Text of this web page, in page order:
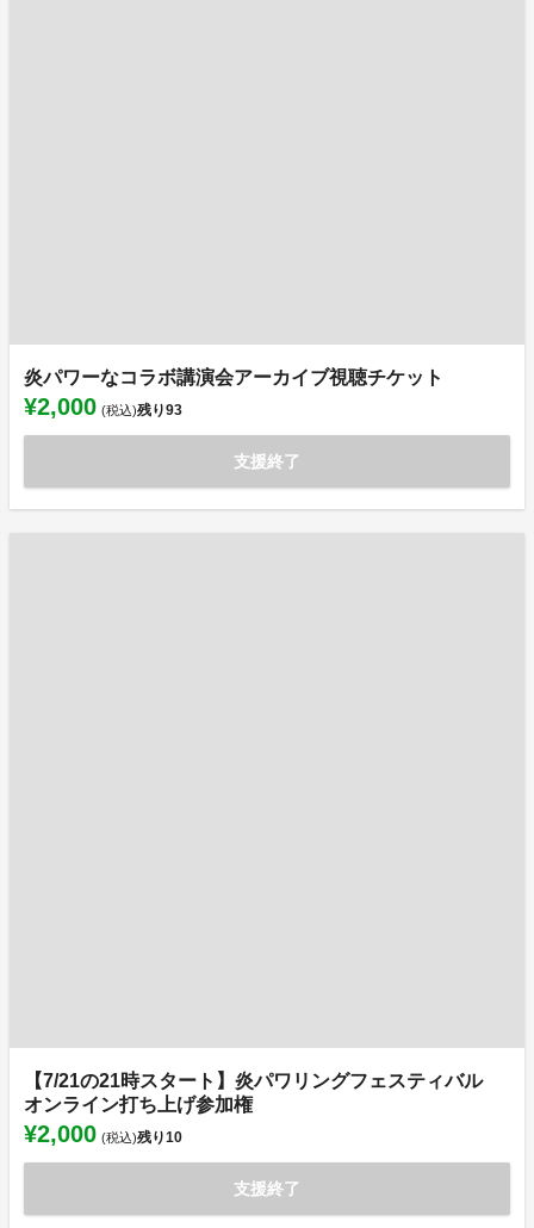
炎パワーなコラボ講演会アーカイブ視聴チケット
¥2,000 (税込)残り93
支援終了
【7/21の21時スタート】炎パワリングフェスティバル
オンライン打ち上げ参加権
¥2,000 (税込)残り10
支援終了